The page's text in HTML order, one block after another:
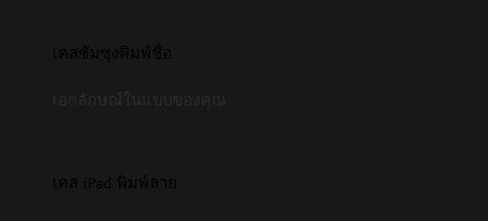
เคสซัมซุงพิมพ์ชื่อ
เคส iPad พิมพ์ลาย